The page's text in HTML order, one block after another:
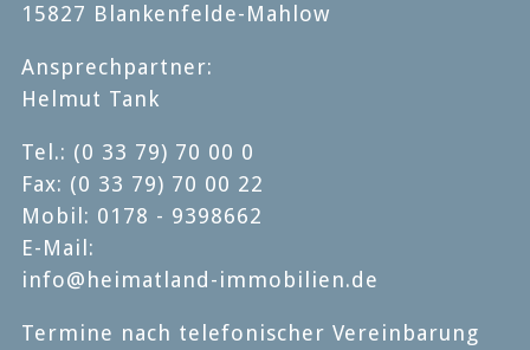
15827 Blankenfelde-Mahlow
Ansprechpartner:
Helmut Tank
Tel.: (0 33 79) 70 00 0
Fax: (0 33 79) 70 00 22
Mobil: 0178 - 9398662
E-Mail:
info@heimatland-immobilien.de
Termine nach telefonischer Vereinbarung